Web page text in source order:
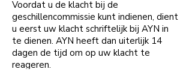
Voordat u de klacht bij de
geschillencommissie kunt indienen, dient
u eerst uw klacht schriftelijk bij AYN in
te dienen. AYN heeft dan uiterlijk 14
dagen de tijd om op uw klacht te
reageren.